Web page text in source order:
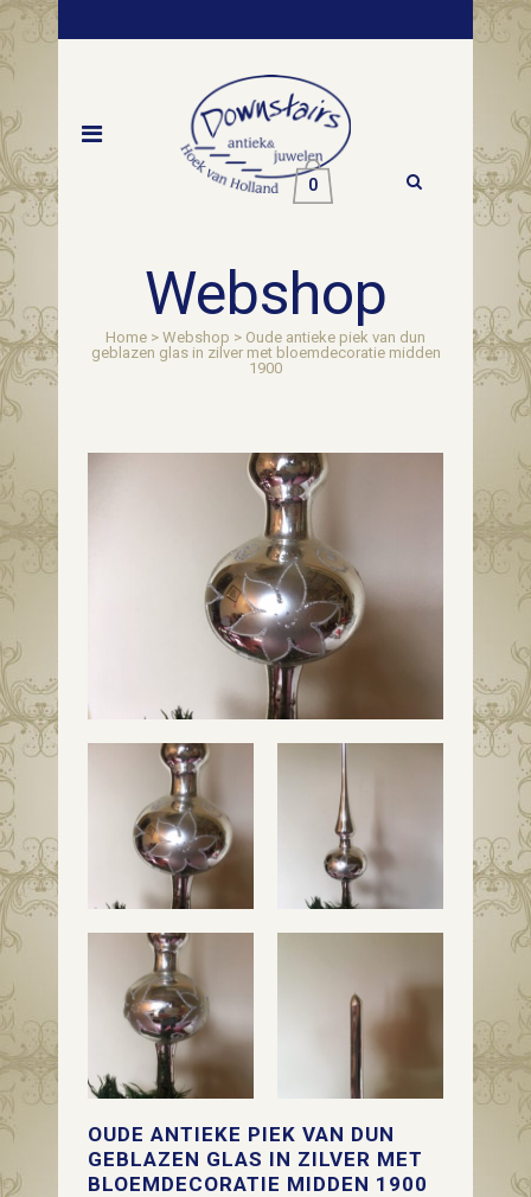
0
Webshop
Home > Webshop > Oude antieke piek van dun
geblazen glas in zilver met bloemdecoratie midden
1900
OUDE ANTIEKE PIEK VAN DUN
GEBLAZEN GLAS IN ZILVER MET
BLOEMDECORATIE MIDDEN 1900